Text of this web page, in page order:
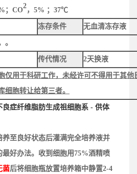
；CO
2
，5% ；37℃
冻存条件 无血清冻存液
。
传代情况 2天换液
仅用于科研工作，未经许可不得用于其他
细胞转让给第三者。
良症纤维脂肪生成祖细胞系 - 供体
养至良好状态后灌满完全培养液并
好办法。收到细胞用75%酒精喷
菌后将细胞瓶放置培养箱中静置2-4